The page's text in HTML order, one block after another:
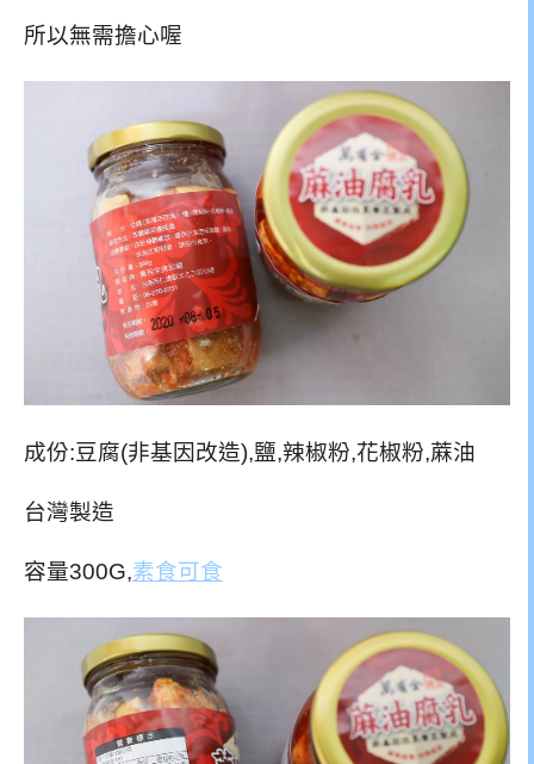
所以無需擔心喔
成份:豆腐(非基因改造),鹽,辣椒粉,花椒粉,蔴油
台灣製造
容量300G,素食可食